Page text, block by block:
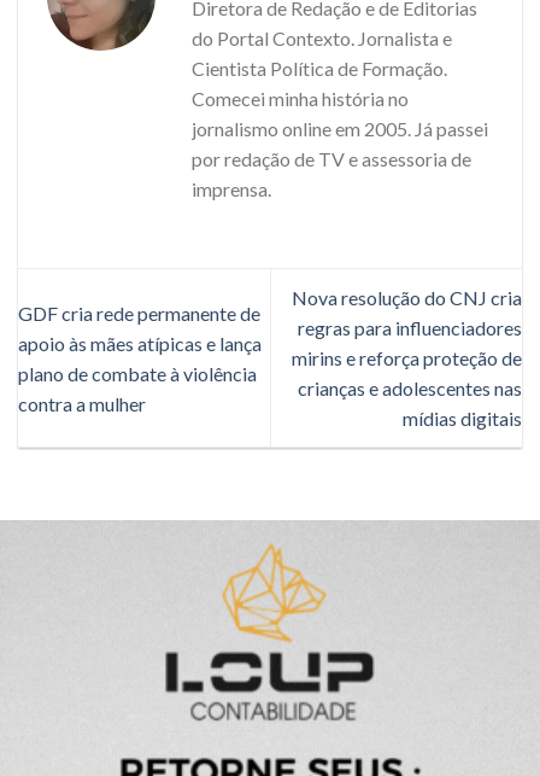
Diretora de Redação e de Editorias
do Portal Contexto. Jornalista e
Cientista Política de Formação.
Comecei minha história no
jornalismo online em 2005. Já passei
por redação de TV e assessoria de
imprensa.
GDF cria rede permanente de
apoio às mães atípicas e lança
plano de combate à violência
contra a mulher
Nova resolução do CNJ cria
regras para influenciadores
mirins e reforça proteção de
crianças e adolescentes nas
mídias digitais